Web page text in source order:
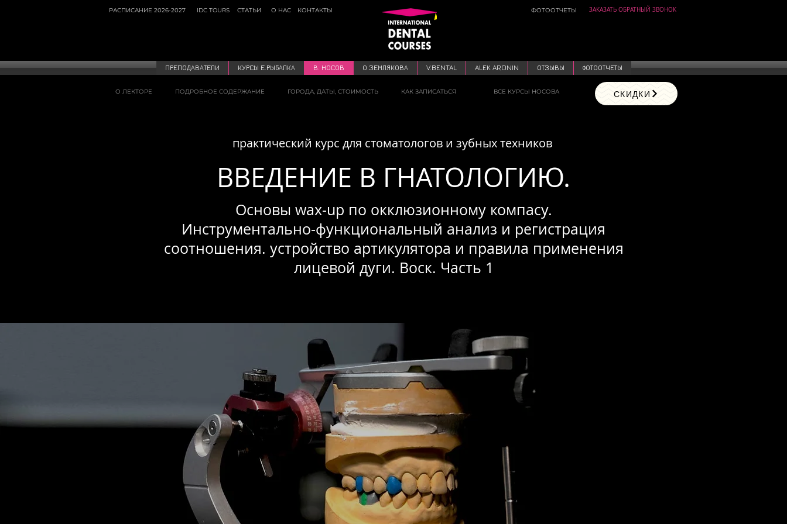
РАСПИСАНИЕ 2026-2027 IDC TOURS СТАТЬИ О НАС КОНТАКТЫ ФОТООТЧЕТЫ ЗАКАЗАТЬ ОБРАТНЫЙ ЗВОНОК
ПРЕПОДАВАТЕЛИ КУРСЫ Е.РЫБАЛКА В. НОСОВ О.ЗЕМЛЯКОВА V.BENTAL ALEK ARONIN ОТЗЫВЫ ФОТООТЧЕТЫ
О ЛЕКТОРЕ ПОДРОБНОЕ СОДЕРЖАНИЕ ГОРОДА, ДАТЫ, СТОИМОСТЬ КАК ЗАПИСАТЬСЯ ВСЕ КУРСЫ НОСОВА СКИДКИ
практический курс для стоматологов и зубных техников
ВВЕДЕНИЕ В ГНАТОЛОГИЮ.
Основы wax-up по окклюзионному компасу.
Инструментально-функциональный анализ и регистрация
соотношения. устройство артикулятора и правила применения
лицевой дуги. Воск. Часть 1